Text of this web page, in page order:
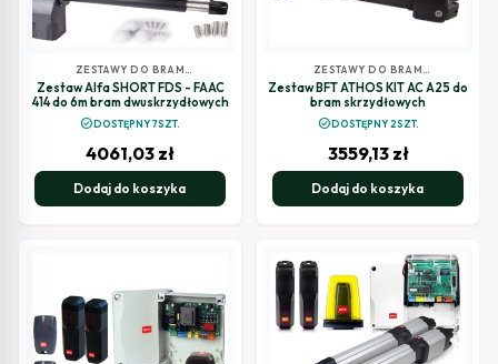
ZESTAWY DO BRAM
SKRZYDŁOWYCH
Zestaw Alfa SHORT FDS - FAAC
414 do 6m bram dwuskrzydłowych
check_circleDOSTĘPNY 7SZT.
4061,03 zł
Dodaj do koszyka
ZESTAWY DO BRAM
SKRZYDŁOWYCH
Zestaw BFT ATHOS KIT AC A25 do
bram skrzydłowych
check_circleDOSTĘPNY 2SZT.
3559,13 zł
Dodaj do koszyka